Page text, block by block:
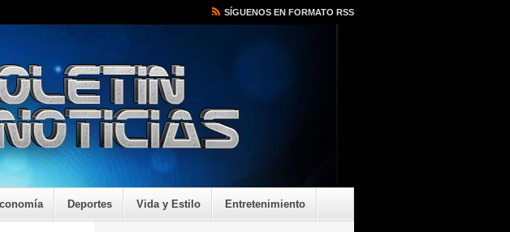
SÍGUENOS EN FORMATO RSS
Deportes Vida y Estilo Entretenimiento